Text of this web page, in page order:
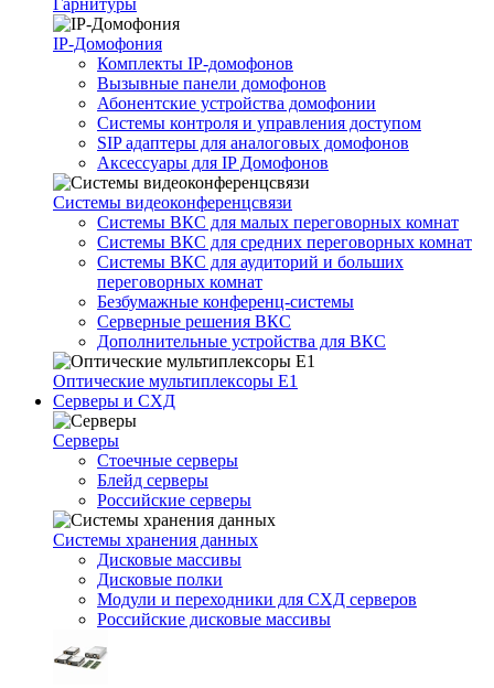
Гарнитуры
IP-Домофония
Комплекты IP-домофонов
Вызывные панели домофонов
Абонентские устройства домофонии
Системы контроля и управления доступом
SIP адаптеры для аналоговых домофонов
Аксессуары для IP Домофонов
Системы видеоконференцсвязи
Системы ВКС для малых переговорных комнат
Системы ВКС для средних переговорных комнат
Системы ВКС для аудиторий и больших
переговорных комнат
Безбумажные конференц-системы
Серверные решения ВКС
Дополнительные устройства для ВКС
Оптические мультиплексоры Е1
Серверы и СХД
Серверы
Стоечные серверы
Блейд серверы
Российские серверы
Системы хранения данных
Дисковые массивы
Дисковые полки
Модули и переходники для СХД серверов
Российские дисковые массивы